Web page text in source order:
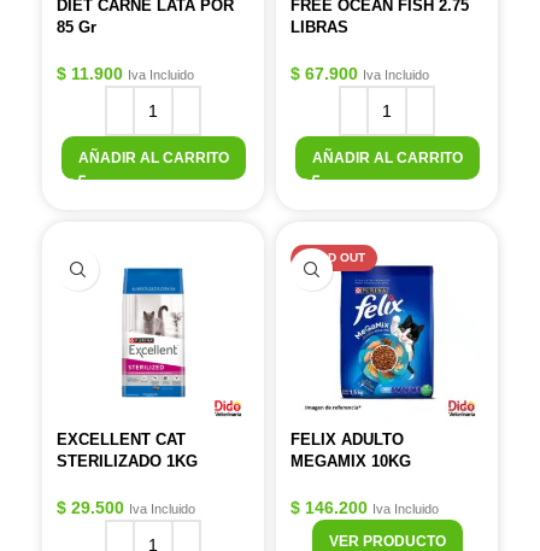
DIET CARNE LATA POR
85 Gr
$ 11.900 Iva Incluido
AÑADIR AL CARRITO
FREE OCEAN FISH 2.75
LIBRAS
$ 67.900 Iva Incluido
AÑADIR AL CARRITO
EXCELLENT CAT
STERILIZADO 1KG
$ 29.500 Iva Incluido
SOLD OUT
FELIX ADULTO
MEGAMIX 10KG
$ 146.200 Iva Incluido
VER PRODUCTO